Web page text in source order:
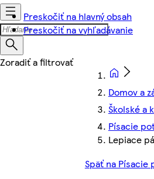
Preskočiť na hlavný obsah
Preskočiť na vyhľadávanie
Domov a
Školské a
Písacie
Lepiace
Späť na Písacie